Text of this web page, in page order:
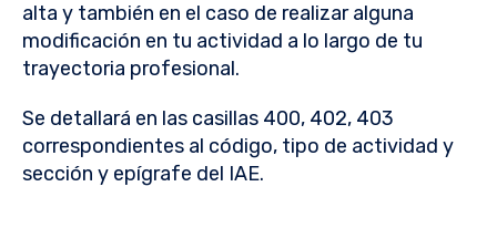
alta y también en el caso de realizar alguna
modificación en tu actividad a lo largo de tu
trayectoria profesional.
Se detallará en las casillas 400, 402, 403
correspondientes al código, tipo de actividad y
sección y epígrafe del IAE.